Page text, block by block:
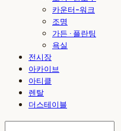
카운터-워크
조명
가든 · 플란팅
욕실
전시장
아카이브
아티클
렌탈
더스테이블